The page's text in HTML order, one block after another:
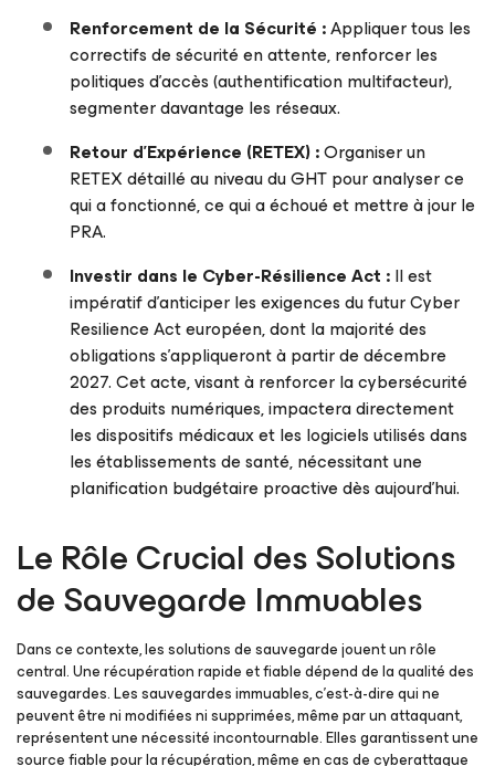
Renforcement de la Sécurité :Appliquer tous les
correctifs de sécurité en attente, renforcer les
politiques d’accès (authentification multifacteur),
segmenter davantage les réseaux.
Retour d’Expérience (RETEX) :Organiser un
RETEX détaillé au niveau du GHT pour analyser ce
qui a fonctionné, ce qui a échoué et mettre à jour le
PRA.
Investir dans le Cyber-Résilience Act :Il est
impératif d’anticiper les exigences du futur Cyber
Resilience Act européen, dont la majorité des
obligations s’appliqueront à partir de décembre
2027. Cet acte, visant à renforcer la cybersécurité
des produits numériques, impactera directement
les dispositifs médicaux et les logiciels utilisés dans
les établissements de santé, nécessitant une
planification budgétaire proactive dès aujourd’hui.
Le Rôle Crucial des Solutions
de Sauvegarde Immuables
Dans ce contexte, les solutions de sauvegarde jouent un rôle
central. Une récupération rapide et fiable dépend de la qualité des
sauvegardes. Les sauvegardes immuables, c’est-à-dire qui ne
peuvent être ni modifiées ni supprimées, même par un attaquant,
représentent une nécessité incontournable. Elles garantissent une
source fiable pour la récupération, même en cas de cyberattaque